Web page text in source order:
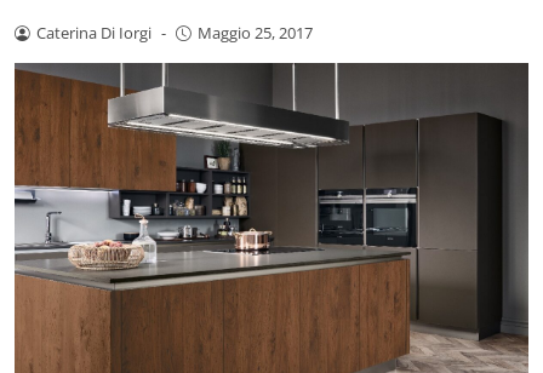
Caterina Di Iorgi - Maggio 25, 2017